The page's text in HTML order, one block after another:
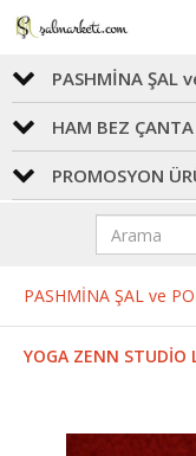
PASHMİNA ŞAL
HAM BEZ ÇANTA
PROMOSYON
PASHMİNA ŞAL ve
YOGA ZENN STUDİO